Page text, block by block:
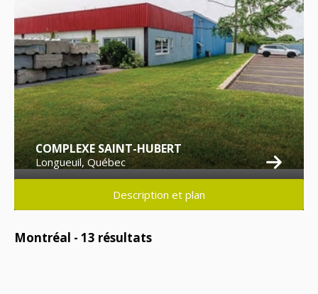
COMPLEXE SAINT-HUBERT
Longueuil, Québec
Description et plan
Montréal - 13 résultats